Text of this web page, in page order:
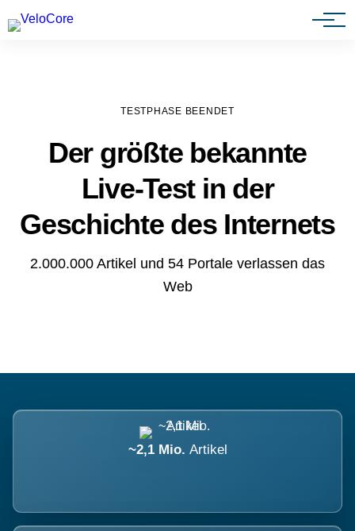
Agenturen & Webdesigner
TESTPHASE BEENDET
Der größte bekannte
Live-Test in der
Geschichte des Internets
2.000.000 Artikel und 54 Portale verlassen das
Web
~2,1 Mio. Artikel